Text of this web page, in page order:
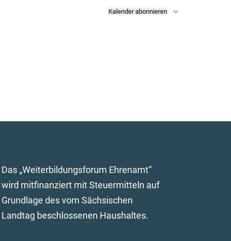
Kalender abonnieren
Das „Weiterbildungsforum Ehrenamt“
wird mitfinanziert mit Steuermitteln auf
Grundlage des vom Sächsischen
Landtag beschlossenen Haushaltes.